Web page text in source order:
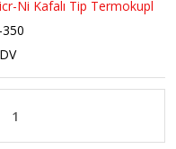
Ni Kafalı Tip Termokupl